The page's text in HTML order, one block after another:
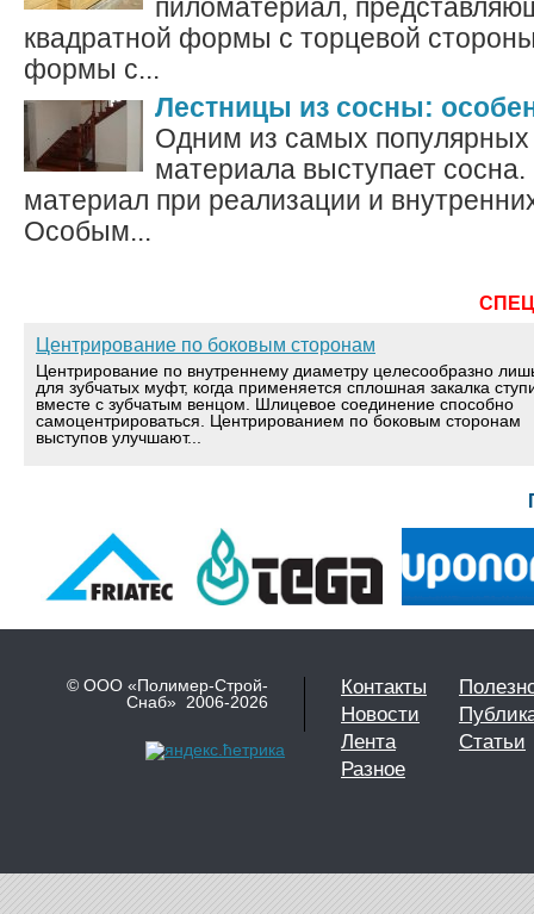
пиломатериал,
квадратной формы с торцевой
формы с...
Лестницы из сосны:
Одним из самых популярных
материала выступает
материал при реализации и
Особым...
Центрирование по боковым сторонам
Центрирование по внутреннему диаметру целесообразно
для зубчатых муфт, когда применяется сплошная закалка
вместе с зубчатым венцом. Шлицевое соединение способно
самоцентрироваться. Центрированием по боковым сторонам
выступов улучшают...
© ООО «Полимер-Строй-
Снаб» 2006-2026
Контакты
Новости
Лента
Статьи
Разное